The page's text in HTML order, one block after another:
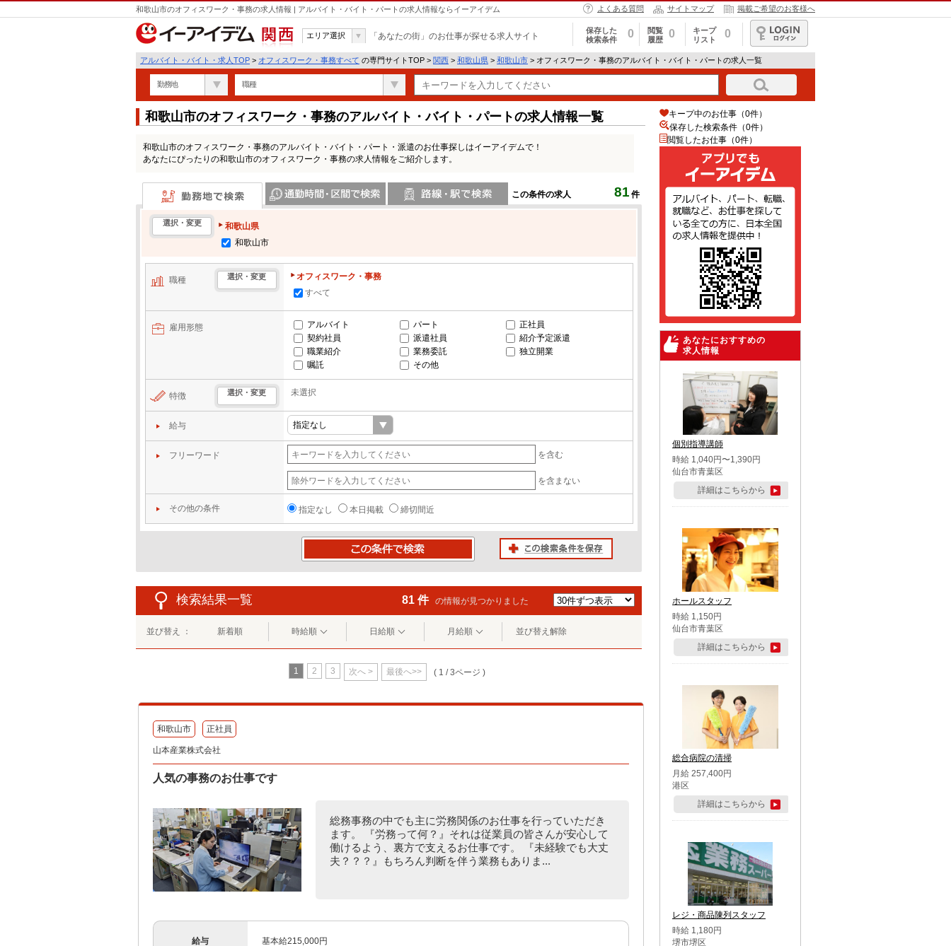
和歌山市のオフィスワーク・事務の求人情報 | アルバイト・バイト・パートの求人情報ならイーアイデム よくある質問 サイトマップ 掲載ご希望のお客様へ
関西
エリア選択 「あなたの街」のお仕事が探せる求人サイト
保存した
検索条件
0
閲覧
履歴
0
キープ
リスト
0
ログイン
アルバイト・バイト・求人TOP > オフィスワーク・事務すべて の専門サイトTOP > 関西 > 和歌山県 > 和歌山市 > オフィスワーク・事務のアルバイト・バイト・パートの求人一覧
勤務地 職種
和歌山市のオフィスワーク・事務のアルバイト・バイト・パートの求人情報一覧
和歌山市のオフィスワーク・事務のアルバイト・バイト・パート・派遣のお仕事探しはイーアイデムで！
あなたにぴったりの和歌山市のオフィスワーク・事務の求人情報をご紹介します。
この条件の求人 81 件
勤務地で検索
選択・変更
和歌山県
和歌山市
職種 選択・変更
オフィスワーク・事務
すべて
雇用形態 アルバイト パート
正社員
契約社員
派遣社員
紹介予定派遣
職業紹介
業務委託
独立開業
嘱託
その他
特徴 選択・変更 未選択
給与
フリーワード を含む
を含まない
その他の条件 指定なし 本日掲載 締切間近
検索結果一覧 81 件 の情報が見つかりました
並び替え ： 新着順 時給順 日給順 月給順 並び替え解除
1 2 3 次へ > 最後へ>> ( 1 / 3ページ )
和歌山市 正社員
山本産業株式会社
人気の事務のお仕事です
総務事務の中でも主に労務関係のお仕事を行っていただき
ます。 『労務って何？』それは従業員の皆さんが安心して
働けるよう、裏方で支えるお仕事です。 『未経験でも大丈
夫？？？』もちろん判断を伴う業務もありま...
給与 基本給215,000円
キープ中のお仕事（0件）
保存した検索条件（0件）
閲覧したお仕事（0件）
あなたにおすすめの
求人情報
個別指導講師
時給 1,040円〜1,390円
仙台市青葉区
詳細はこちらから
ホールスタッフ
時給 1,150円
仙台市青葉区
詳細はこちらから
総合病院の清掃
月給 257,400円
港区
詳細はこちらから
レジ・商品陳列スタッフ
時給 1,180円
堺市堺区